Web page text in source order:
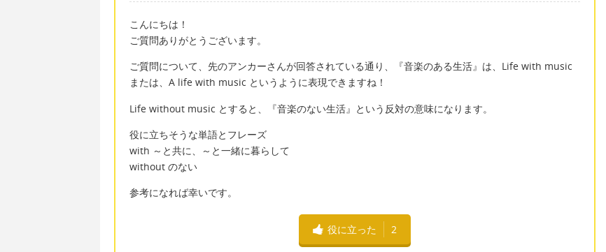
こんにちは！
ご質問ありがとうございます。
ご質問について、先のアンカーさんが回答されている通り、『音楽のある生活』は、Life with music
または、A life with music というように表現できますね！
Life without music とすると、『音楽のない生活』という反対の意味になります。
役に立ちそうな単語とフレーズ
with ～と共に、～と一緒に暮らして
without のない
参考になれば幸いです。
役に立った 2